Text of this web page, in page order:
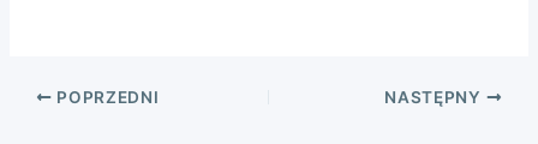
POPRZEDNI NASTĘPNY